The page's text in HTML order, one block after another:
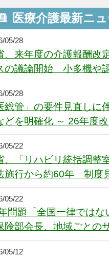
医療介護最新ニ
05/28
、来年度の介護報酬改
の議論開始 小多機や
経営環境に危機感
05/28
総管」の要件見直しに
どを明確化 ～ 26年度
05/22
、「リハビリ統括調整
行から約60年 制度
05/22
問題「全国一律では
険部会長、地域ごとの
を促す
05/12